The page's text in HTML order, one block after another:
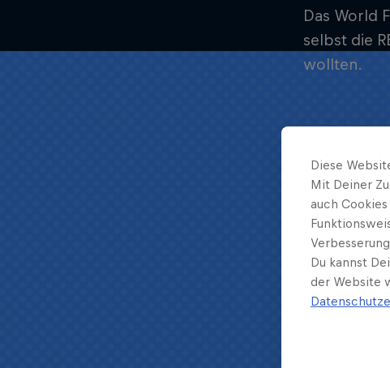
Das World
selbst die
wollten.
Diese
Mit Deiner
auch
Du kannst
der Website